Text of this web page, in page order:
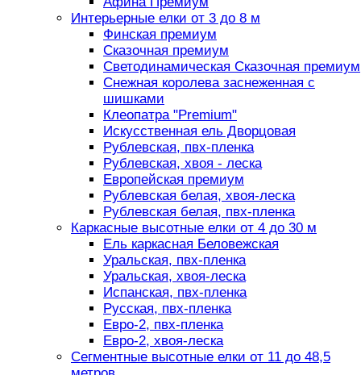
Интерьерные елки от 3 до 8 м
Финская премиум
Сказочная премиум
Светодинамическая Сказочная премиум
Снежная королева заснеженная с
шишками
Клеопатра "Premium"
Искусственная ель Дворцовая
Рублевская, пвх-пленка
Рублевская, хвоя - леска
Европейская премиум
Рублевская белая, хвоя-леска
Рублевская белая, пвх-пленка
Каркасные высотные елки от 4 до 30 м
Ель каркасная Беловежская
Уральская, пвх-пленка
Уральская, хвоя-леска
Испанская, пвх-пленка
Русская, пвх-пленка
Евро-2, пвх-пленка
Евро-2, хвоя-леска
Сегментные высотные елки от 11 до 48,5